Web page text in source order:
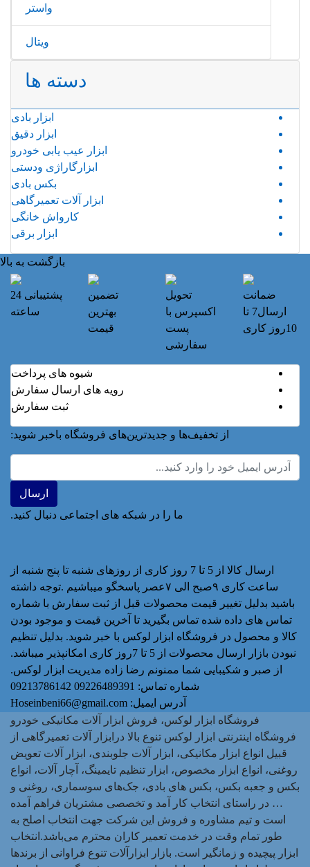
واستر
ویتال
دسته ها
ابزار بادی
ابزار دقیق
ابزار عیب یابی خودرو
ابزارگاراژی ودستی
بکس بادی
ابزار آلات تعمیرگاهی
کارواش خانگی
ابزار برقی
بازگشت به بالا
ضمانت
ارسال7 تا
10روز کاری
تحویل
اکسپرس با
پست
سفارشی
تضمین
بهترین
قیمت
پشتیبانی 24
ساعته
شیوه های پرداخت
رویه های ارسال سفارش
ثبت سفارش
از تخفیف‌ها و جدیدترین‌های فروشگاه باخبر شوید:
ما را در شبکه های اجتماعی دنبال کنید.
ارسال کالا از 5 تا 7 روز کاری از روزهای شنبه تا پنج شنبه از
ساعت کاری ۹صبح الی ۷عصر پاسخگو میباشیم .توجه داشته
باشید بدلیل تغییر قیمت محصولات قبل از ثبت سفارش با شماره
تماس های داده شده تماس بگیرید تا آخرین قیمت و موجود بودن
کالا و محصول در فروشگاه ابزار لوکس با خبر شوید. بدلیل تنظیم
نبودن بازار ارسال محصولات از 5 تا 7روز کاری امکانپذیر میباشد.
از صبر و شکیبایی شما ممنونم رضا زاده مدیریت ابزار لوکس.
شماره تماس: 09226489391 09213786142
آدرس ایمیل: Hoseinbeni66@gmail.com
فروشگاه ابزار لوکس، فروش ابزار آلات مکانیکی خودرو
فروشگاه اینترنتی ابزار لوکس تنوع بالا درابزار آلات تعمیرگاهی از
قبیل انواع ابزار مکانیکی، ابزار آلات جلوبندی، ابزار آلات تعویض
روغنی، انواع ابزار مخصوص، ابزار تنظیم تایمینگ، آچار آلات، انواع
بکس و جعبه بکس، بکس های بادی، جک‌های سوسماری، روغنی و
… در راستای انتخاب کار آمد و تخصصی مشتریان فراهم آمده
است و تیم مشاوره و فروش این شرکت جهت انتخاب اصلح به
طور تمام وقت در خدمت تعمیر کاران محترم می‌باشد.انتخاب
ابزار پیچیده و زمانگیر است. بازار ابزارآلات تنوع فراوانی از برندها